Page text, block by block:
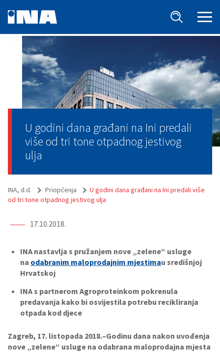
U godini dana građani na Ini predali
više od tri tone otpadnog jestivog
ulja
INA, d.d. Priopćenja
U godini dana građani na Ini predali više
od tri tone otpadnog jestivog ulja
17.10.2018.
INA nastavlja s pružanjem nove „zelene“ usluge
na odabranim maloprodajnim mjestimau središnjoj
Hrvatskoj
INA s partnerom Agroproteinkom pokrenula
predavanja kako bi osvijestila potrebu recikliranja
otpada kod djece
Zagreb, 17. listopada 2018.–Godinu dana nakon uvođenja
nove „zelene“ usluge na odabrana maloprodajna mjesta